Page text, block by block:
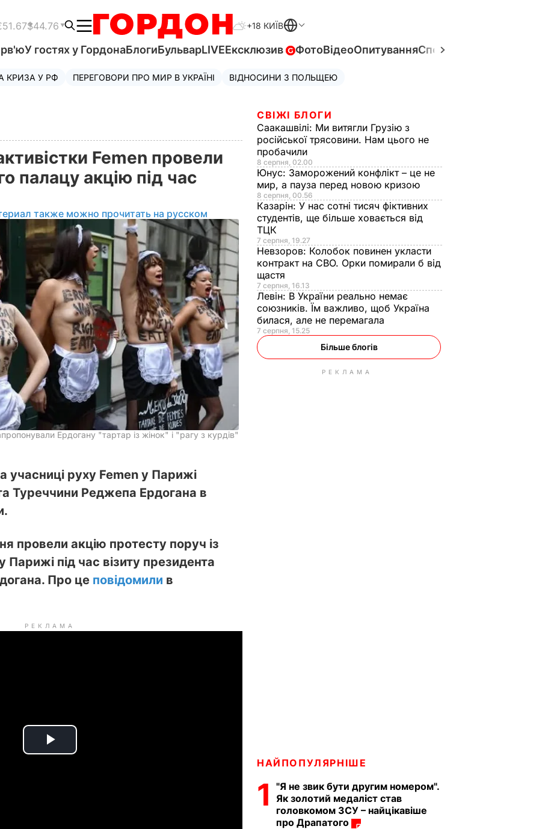
$44.76 +18 КИЇВ
У гостях у ГордонаБлогиБульварLIVEЕксклюзив ФотоВідеоОпитуванняСпецпроєкти
КРИЗА У РФ ПЕРЕГОВОРИ ПРО МИР В УКРАЇНІ ВІДНОСИНИ З ПОЛЬЩЕЮ
Femen провели
палацу акцію під час
также можно прочитать на русском
Ердогану "тартар із жінок" і "рагу з курдів"
учасниці руху Femen у Парижі
Туреччини Реджепа Ердогана в
провели акцію протесту поруч із
під час візиту президента
Про це повідомили в
РЕКЛАМА
P
СВІЖІ БЛОГИ
Саакашвілі: Ми витягли Грузію з
російської трясовини. Нам цього не
пробачили
8 серпня, 02.00
Юнус: Заморожений конфлікт – це не
мир, а пауза перед новою кризою
8 серпня, 00.56
Казарін: У нас сотні тисяч фіктивних
студентів, ще більше ховається від
ТЦК
7 серпня, 19.27
Невзоров: Колобок повинен укласти
контракт на СВО. Орки помирали б від
щастя
7 серпня, 16.13
Левін: В України реально немає
союзників. Їм важливо, щоб Україна
билася, але не перемагала
7 серпня, 15.25
Більше блогів
РЕКЛАМА
НАЙПОПУЛЯРНІШЕ
1
"Я не звик бути другим номером".
Як золотий медаліст став
головкомом ЗСУ – найцікавіше
про Драпатого